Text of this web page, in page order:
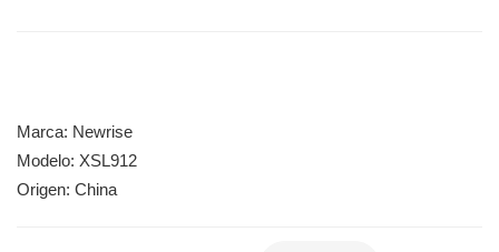
Marca: Newrise
Modelo: XSL912
Origen: China